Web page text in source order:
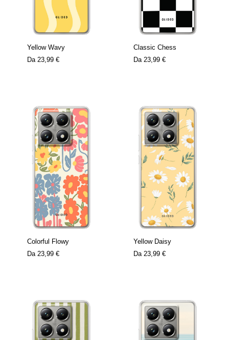
Yellow Wavy
Da 23,99 €
Classic Chess
Da 23,99 €
Colorful Flowy
Da 23,99 €
Yellow Daisy
Da 23,99 €